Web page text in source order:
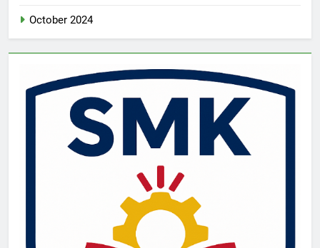
October 2024